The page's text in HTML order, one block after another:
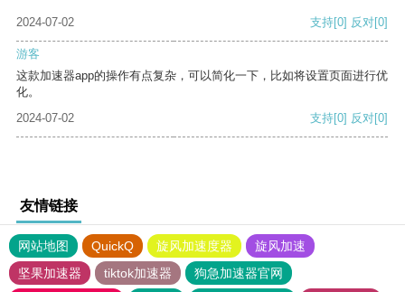
2024-07-02 支持[0] 反对[0]
游客
这款加速器app的操作有点复杂，可以简化一下，比如将设置页面进行优
化。
2024-07-02
支持[0] 反对[0]
友情链接
网站地图 QuickQ 旋风加速度器
旋风加速
坚果加速器
tiktok加速器
狗急加速器官网